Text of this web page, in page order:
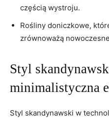
częścią wystroju.
Rośliny⁣ doniczkowe,
zrównoważą
Styl
minimalistyczna
Styl skandynawski w